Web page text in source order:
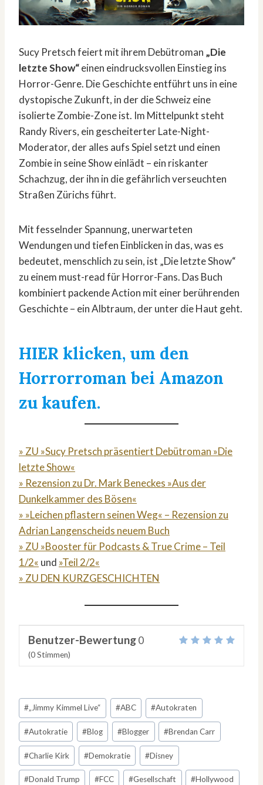
Sucy Pretsch feiert mit ihrem Debütroman „Die
letzte Show“einen eindrucksvollen Einstieg ins
Horror-Genre. Die Geschichte entführt uns in eine
dystopische Zukunft, in der die Schweiz eine
isolierte Zombie-Zone ist. Im Mittelpunkt steht
Randy Rivers, ein gescheiterter Late-Night-
Moderator, der alles aufs Spiel setzt und einen
Zombie in seine Show einlädt – ein riskanter
Schachzug, der ihn in die gefährlich verseuchten
Straßen Zürichs führt.
Mit fesselnder Spannung, unerwarteten
Wendungen und tiefen Einblicken in das, was es
bedeutet, menschlich zu sein, ist „Die letzte Show“
zu einem must-read für Horror-Fans. Das Buch
kombiniert packende Action mit einer berührenden
Geschichte – ein Albtraum, der unter die Haut geht.
HIER klicken, um den
Horrorroman bei Amazon
zu kaufen.
» ZU »Sucy Pretsch präsentiert Debütroman »Die
letzte Show«
» Rezension zu Dr. Mark Beneckes »Aus der
Dunkelkammer des Bösen«
» »Leichen pflastern seinen Weg« – Rezension zu
Adrian Langenscheids neuem Buch
» ZU »Booster für Podcasts & True Crime – Teil
1/2« und »Teil 2/2«
» ZU DEN KURZGESCHICHTEN
Benutzer-Bewertung0
(0Stimmen)
Schlagworte:
#„Jimmy Kimmel Live“ #ABC #Autokraten
#Autokratie #Blog #Blogger #Brendan Carr
#Charlie Kirk #Demokratie #Disney
#Donald Trump #FCC #Gesellschaft #Hollywood